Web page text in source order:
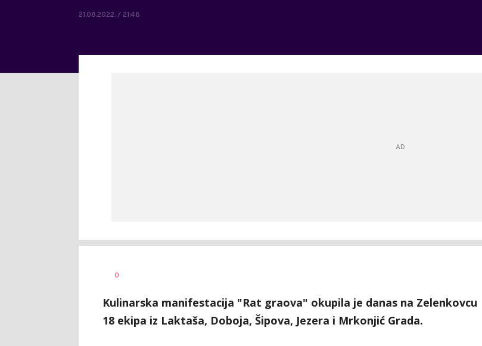
21.08.2022. / 21:48
AUTOR
0
Kulinarska manifestacija "Rat graova" okupila je danas na Zelenkovcu
18 ekipa iz Laktaša, Doboja, Šipova, Jezera i Mrkonjić Grada.